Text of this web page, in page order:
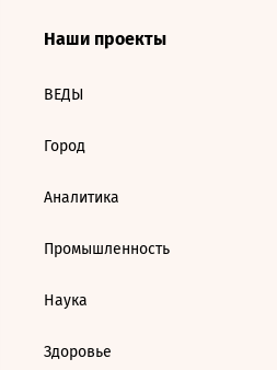
Наши проекты
ВЕДЫ
Город
Аналитика
Промышленность
Наука
Здоровье